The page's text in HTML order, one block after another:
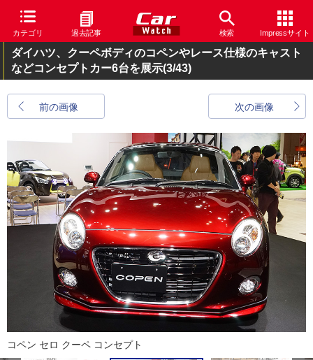
カテゴリ 過去記事 検索 Impressサイト
ダイハツ、クーペボディのコペンやレース仕様のキャスト
などコンセプトカー6台を展示(3/43)
前の画像 次の画像
コペン セロ クーペ コンセプト